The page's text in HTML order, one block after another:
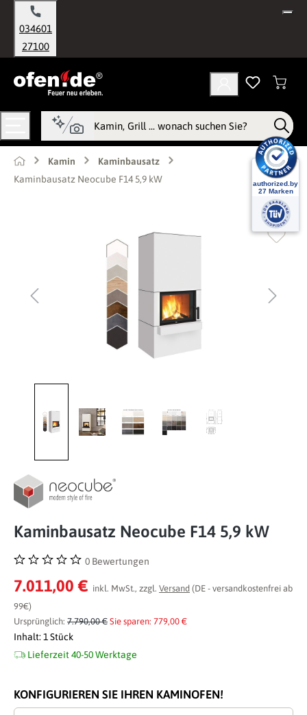
springen
034601
27100
Kamin
Kaminbausatz
Kaminbausatz Neocube F14 5,9 kW
Kaminbausatz Neocube F14 5,9 kW
Durchschnittliche Bewertung von 0 von 5 Sternen
0 Bewertungen
7.011,00 € inkl. MwSt., zzgl. Versand (DE - versandkostenfrei ab
99€)
Ursprünglich: 7.790,00 € Sie sparen: 779,00 €
Inhalt: 1 Stück
Lieferzeit 40-50 Werktage
KONFIGURIEREN SIE IHREN KAMINOFEN!